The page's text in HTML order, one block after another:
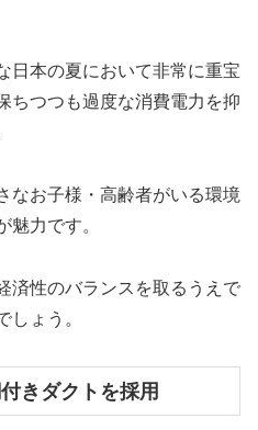
日本の夏において非常に重宝
ちつつも過度な消費電力を抑
なお子様・高齢者がいる環境
魅力です。
済性のバランスを取るうえで
しょう。
きダクトを採用